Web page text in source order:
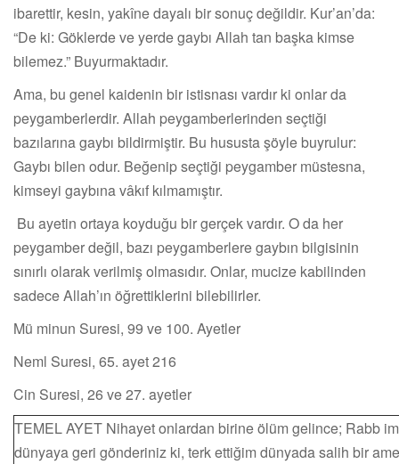
ibarettir, kesin, yakîne dayalı bir sonuç değildir. Kur’an’da:
“De ki: Göklerde ve yerde gaybı Allah tan başka kimse
bilemez.” Buyurmaktadır.
Ama, bu genel kaidenin bir istisnası vardır ki onlar da
peygamberlerdir. Allah peygamberlerinden seçtiği
bazılarına gaybı bildirmiştir. Bu hususta şöyle buyrulur:
Gaybı bilen odur. Beğenip seçtiği peygamber müstesna,
kimseyi gaybına vâkıf kılmamıştır.
Bu ayetin ortaya koyduğu bir gerçek vardır. O da her
peygamber değil, bazı peygamberlere gaybın bilgisinin
sınırlı olarak verilmiş olmasıdır. Onlar, mucize kabilinden
sadece Allah’ın öğrettiklerini bilebilirler.
Mü minun Suresi, 99 ve 100. Ayetler
Neml Suresi, 65. ayet 216
Cin Suresi, 26 ve 27. ayetler
TEMEL AYET Nihayet onlardan birine ölüm gelince; Rabb
dünyaya geri gönderiniz ki, terk ettiğim dünyada salih bir